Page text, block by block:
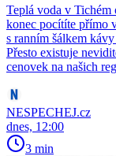
Teplá voda v Tichém
konec pocítíte přímo
s ranním šálkem
Přesto existuje
cenovek na našich
NESPECHEJ.cz
dnes, 12:00
3 min